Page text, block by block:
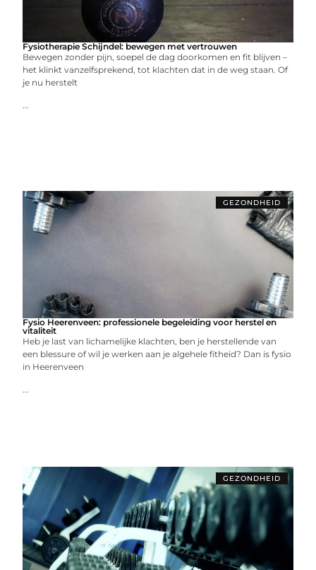
Fysiotherapie Schijndel: bewegen met vertrouwen
Bewegen zonder pijn, soepel de dag doorkomen en fit blijven –
het klinkt vanzelfsprekend, tot klachten dat in de weg staan. Of
je nu herstelt
...
GEZONDHEID
Fysio Heerenveen: professionele begeleiding voor herstel en
vitaliteit
Heb je last van lichamelijke klachten, ben je herstellende van
een blessure of wil je werken aan je algehele fitheid? Dan is fysio
in Heerenveen
...
GEZONDHEID